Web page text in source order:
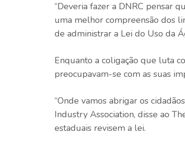
“Deveria fazer a DNRC pensar
uma melhor compreensão dos
de administrar a Lei do Uso da
Enquanto a coligação que luta
preocupavam-se com as suas
“Onde vamos abrigar os
Industry Association, disse ao
estaduais revisem a lei.